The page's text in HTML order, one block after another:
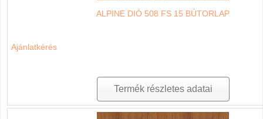
ALPINE DIÓ 508 FS 15 BÚTORLAP
Ajánlatkérés
Termék részletes adatai